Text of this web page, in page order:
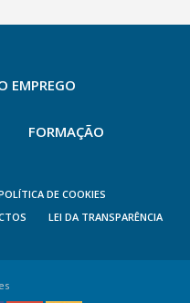
EMPREGO
FORMAÇÃO
DE COOKIES
LEI DA TRANSPARÊNCIA